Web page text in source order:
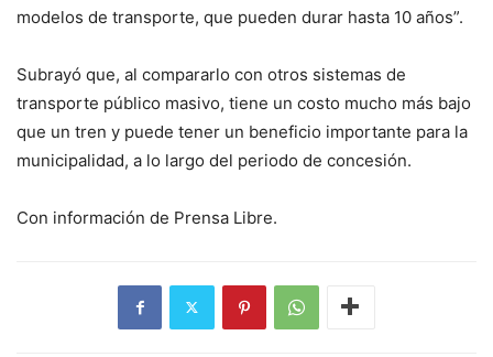
modelos de transporte, que pueden durar hasta 10 años”.
Subrayó que, al compararlo con otros sistemas de
transporte público masivo, tiene un costo mucho más bajo
que un tren y puede tener un beneficio importante para la
municipalidad, a lo largo del periodo de concesión.
Con información de Prensa Libre.